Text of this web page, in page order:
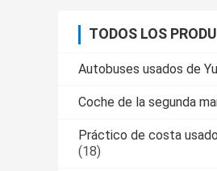
TODOS LOS
Autobuses usados de
Coche de la segunda
Práctico de costa
(18)